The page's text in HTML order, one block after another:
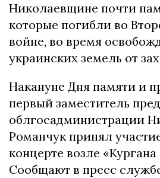
Николаевщине почти
которые погибли во
войне, во время
украинских земель от
Накануне Дня памяти и
первый заместитель
облгосадминистрации
Романчук принял
концерте возле
Сообщают в пресс